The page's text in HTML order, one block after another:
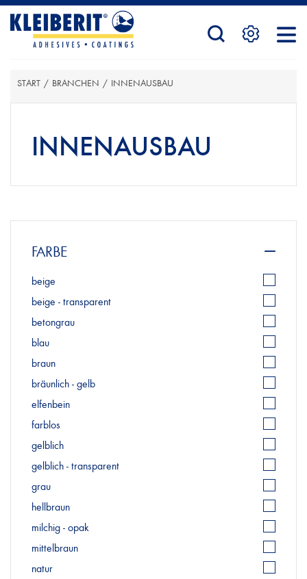
STARTSEITE
PRODUKTE
KONTAKTFORMULAR
HÄNDLERSUCHE
START / BRANCHEN / INNENAUSBAU
INNENAUSBAU
FARBE
beige
beige - transparent
betongrau
blau
braun
bräunlich - gelb
elfenbein
farblos
gelblich
gelblich - transparent
grau
hellbraun
milchig - opak
mittelbraun
natur